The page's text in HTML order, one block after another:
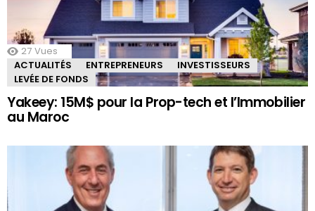
27 Vues
ACTUALITÉS
ENTREPRENEURS
INVESTISSEURS
LEVÉE DE FONDS
Yakeey: 15M$ pour la Prop-tech et l’Immobilier
au Maroc